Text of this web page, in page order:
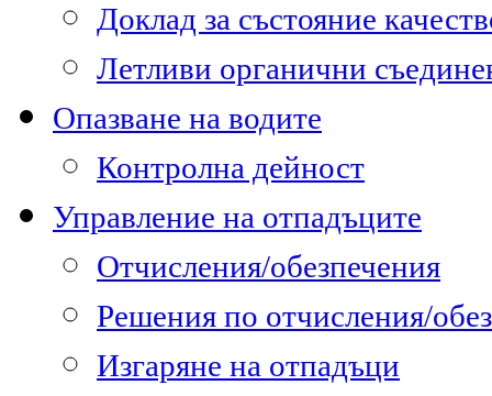
Доклад за състояние
Летливи органични
Опазване на водите
Контролна дейност
Управление на отпадъците
Отчисления/обезпечения
Решения по отчисления/
Изгаряне на отпадъци